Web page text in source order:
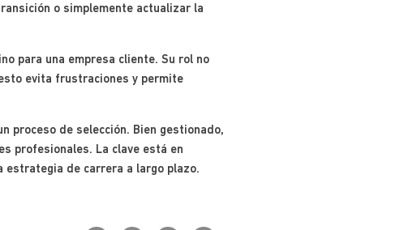
o simplemente actualizar la
para una empresa cliente. Su rol no
evita frustraciones y permite
proceso de selección. Bien gestionado,
profesionales. La clave está en
estrategia de carrera a largo plazo.